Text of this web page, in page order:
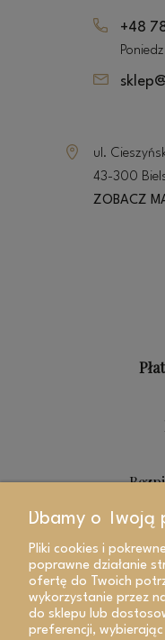
+48
ul.
43-300
ZOBACZ
Dbamy o Twoją
Pliki cookies i
poprawne działanie
ofertę do Twoich
wykorzystanie przez
do sklepu lub
preferencji,